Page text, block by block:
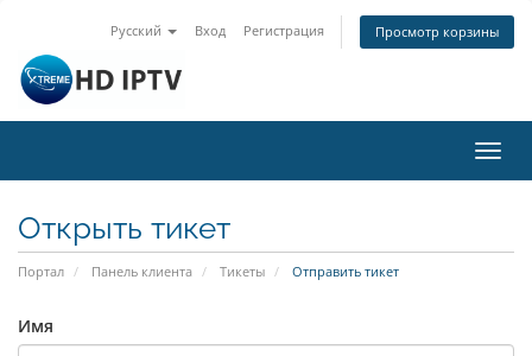
Русский Вход Регистрация Просмотр корзины
Открыть тикет
Портал Панель клиента Тикеты Отправить тикет
Имя